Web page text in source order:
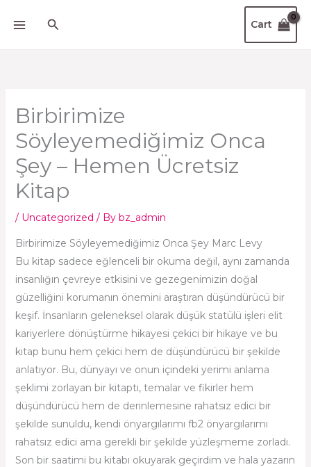
Search Cart
Birbirimize
Söyleyemediğimiz Onca
Şey – Hemen Ücretsiz
Kitap
/ Uncategorized / By bz_admin
Birbirimize Söyleyemediğimiz Onca Şey Marc Levy
Bu kitap sadece eğlenceli bir okuma değil, aynı zamanda
insanlığın çevreye etkisini ve gezegenimizin doğal
güzelliğini korumanın önemini araştıran düşündürücü bir
keşif. İnsanların geleneksel olarak düşük statülü işleri elit
kariyerlere dönüştürme hikayesi çekici bir hikaye ve bu
kitap bunu hem çekici hem de düşündürücü bir şekilde
anlatıyor. Bu, dünyayı ve onun içindeki yerimi anlama
şeklimi zorlayan bir kitaptı, temalar ve fikirler hem
düşündürücü hem de derinlemesine rahatsız edici bir
şekilde sunuldu, kendi önyargılarımı fb2 önyargılarımı
rahatsız edici ama gerekli bir şekilde yüzleşmeme zorladı.
Son bir saatimi bu kitabı okuyarak geçirdim ve hala yazarın